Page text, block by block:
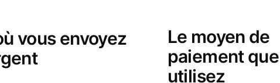
vous envoyez
Le moyen de
paiement
utilisez